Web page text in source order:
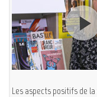
Les aspects positifs de